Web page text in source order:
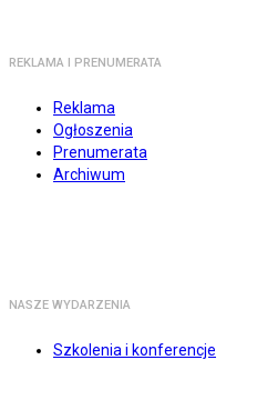
REKLAMA I PRENUMERATA
Reklama
Ogłoszenia
Prenumerata
Archiwum
NASZE WYDARZENIA
Szkolenia i konferencje